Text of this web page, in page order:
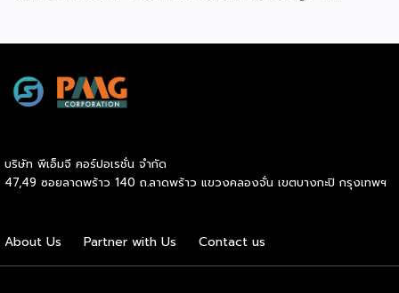
บริษัท เดอะ ซิกเนเจอร์ แบรนด์ จำกัด กล่าวว่า ตลอดระยะเวลา
กว่า 20 ปี Tecnoplus ทำตลาดเครื่องครัวในประเทศไทย และ
ห้องครัวในฐานะพื้นที่ศูนย์กลางของการใช้ชีวิต ด้วยเหตุนี้
Tecnoplus จึงนำเสนอแนวคิด “ครัวแบบไหนก็สวยได้” พร้อม
ประสิทธิภาพในการใช้งานและความสวยงามไม่จำเป็นต้องเป็นสิ่งที่
ผู้บริโภคต้องเลือกอย่างใดอย่างหนึ่ง […]
บริษัท พีเอ็มจี คอร์ปอเรชั่น จำกัด
47,49 ซอยลาดพร้าว 140 ถ.ลาดพร้าว แขวงคลองจั่น เขตบางกะปิ กรุงเทพฯ
About Us Partner with Us Contact us